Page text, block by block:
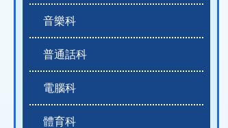
音樂科
普通話科
電腦科
體育科